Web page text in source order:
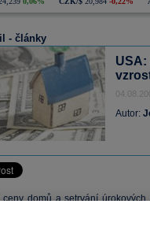
- články
Autor:
ceny domů a setrváníúrokových